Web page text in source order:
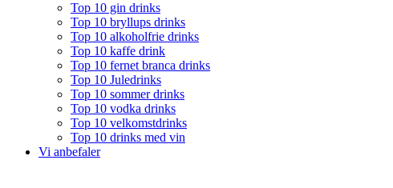
Top 10 gin drinks
Top 10 bryllups drinks
Top 10 alkoholfrie drinks
Top 10 kaffe drink
Top 10 fernet branca drinks
Top 10 Juledrinks
Top 10 sommer drinks
Top 10 vodka drinks
Top 10 velkomstdrinks
Top 10 drinks med vin
Vi anbefaler